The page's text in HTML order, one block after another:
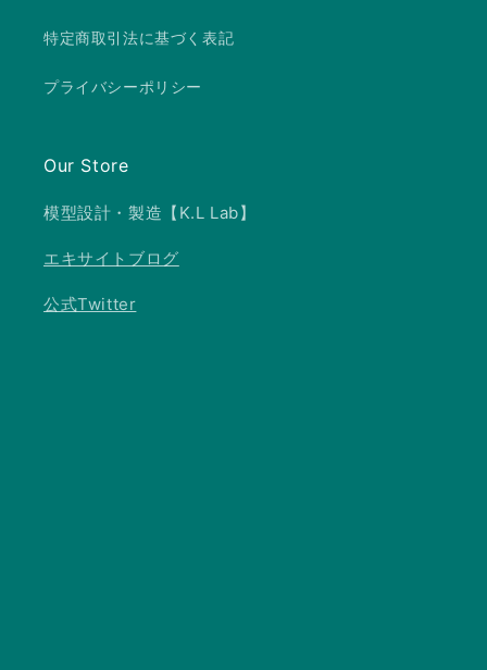
特定商取引法に基づく表記
プライバシーポリシー
Our Store
模型設計・製造【K.L Lab】
エキサイトブログ
公式Twitter